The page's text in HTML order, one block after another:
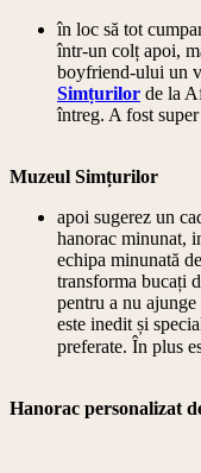
în loc să tot
într-un colț apoi,
boyfriend-ului un
Simțurilor de la
întreg. A fost
Muzeul Simțurilor
apoi sugerez un
hanorac minunat,
echipa minunată
transforma bucați
pentru a nu
este inedit și
preferate. În plus
Hanorac personalizat